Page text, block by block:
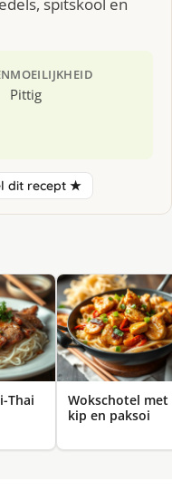
MOEILIJKHEID
Pittig
dit recept ★
Thai
Wokschotel met
kip en paksoi